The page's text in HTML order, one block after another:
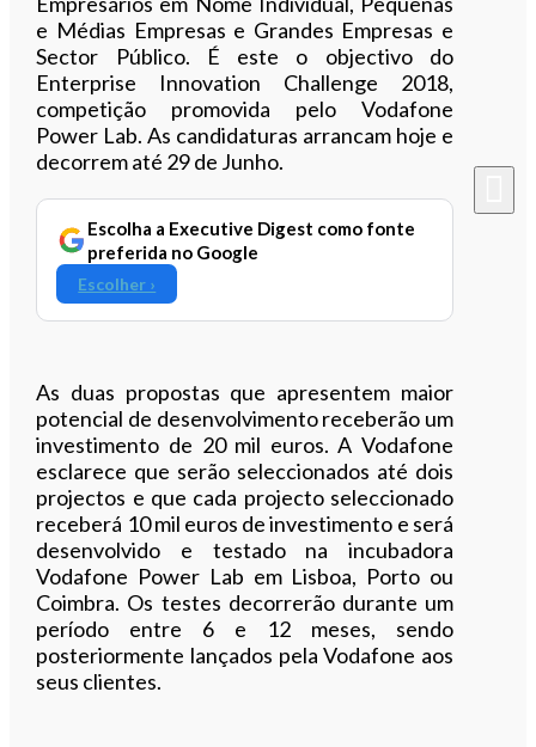
e Médias Empresas e Grandes Empresas e
Sector Público. É este o objectivo do
Enterprise Innovation Challenge 2018,
competição promovida pelo Vodafone
Power Lab. As candidaturas arrancam hoje e
decorrem até 29 de Junho.
Escolha a Executive Digest como fonte
preferida no Google
Escolher ›
As duas propostas que apresentem maior
potencial de desenvolvimento receberão um
investimento de 20 mil euros. A Vodafone
esclarece que serão seleccionados até dois
projectos e que cada projecto seleccionado
receberá 10 mil euros de investimento e será
desenvolvido e testado na incubadora
Vodafone Power Lab em Lisboa, Porto ou
Coimbra. Os testes decorrerão durante um
período entre 6 e 12 meses, sendo
posteriormente lançados pela Vodafone aos
seus clientes.